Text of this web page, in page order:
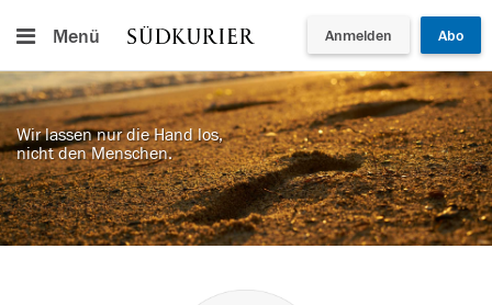
Menü Anmelden Abo
Wir lassen nur die Hand los,
nicht den Menschen.